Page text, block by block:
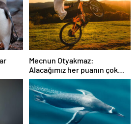
Mecnun Otyakmaz:
Alacağımız her puanın çok
önemi var